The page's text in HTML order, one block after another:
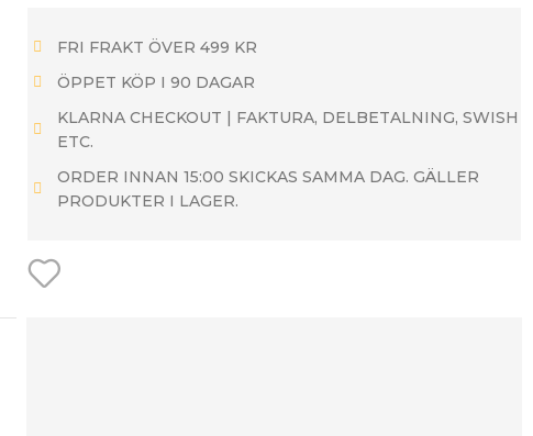
FRI FRAKT ÖVER 499 KR
ÖPPET KÖP I 90 DAGAR
KLARNA CHECKOUT | FAKTURA, DELBETALNING, SWISH
ETC.
ORDER INNAN 15:00 SKICKAS SAMMA DAG. GÄLLER
PRODUKTER I LAGER.